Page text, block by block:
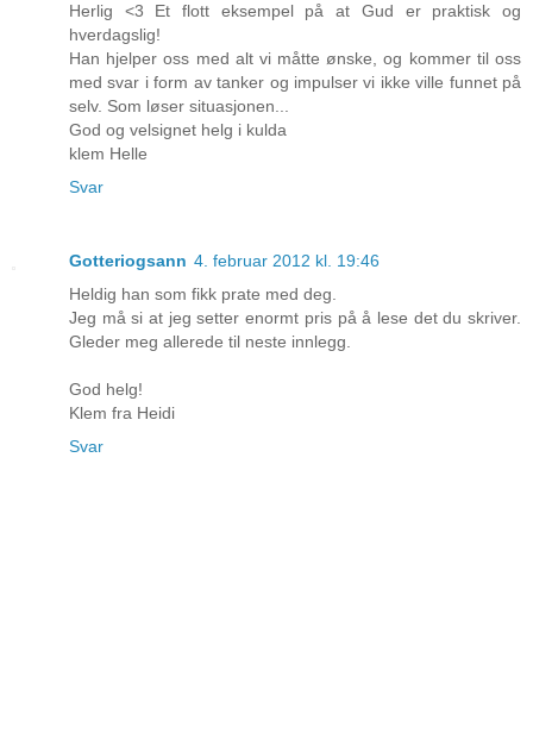
Herlig <3 Et flott eksempel på at Gud er praktisk og
hverdagslig!
Han hjelper oss med alt vi måtte ønske, og kommer til oss
med svar i form av tanker og impulser vi ikke ville funnet på
selv. Som løser situasjonen...
God og velsignet helg i kulda
klem Helle
Svar
Gotteriogsann 4. februar 2012 kl. 19:46
Heldig han som fikk prate med deg.
Jeg må si at jeg setter enormt pris på å lese det du skriver.
Gleder meg allerede til neste innlegg.
God helg!
Klem fra Heidi
Svar